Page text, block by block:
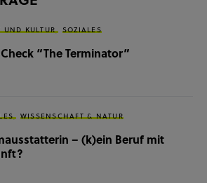
UND KULTUR SOZIALES
“The Terminator”
WISSENSCHAFT & NATUR
– (k)ein Beruf mit